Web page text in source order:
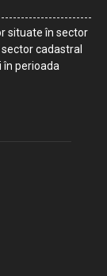
situate în sector
cadastral
în perioada